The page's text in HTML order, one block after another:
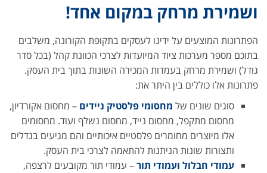
ושמירת מרחק במקום אחד!
הפתרונות המוצעים על ידינו לעסקים בתקופת הקורונה, משלבים
בתוכם מספר מערכות ציוד המיועדות לצרכי הכוונת קהל (בכל סדר
גודל) ושמירת מרחק בעמדות המכירה השונות בתוך בית העסק.
פתרונות אלו כוללים בין היתר את:
סוגים שונים של מחסומי פלסטיק ניידים – מחסום אקורדיון,
מחסום מתקפל, מחסום נייד, מחסום נשלף ועוד. מחסומים
אלו מיוצרים מחומרים פלסטיים איכותיים והם מגיעים בגדלים
ותצורות שונות הניתנות להתאמה לצרכי בית העסק.
עמודי חבלול ועמודי תור– עמודי תור מקובעים לרצפה,